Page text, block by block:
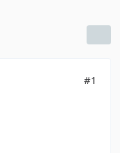
#1